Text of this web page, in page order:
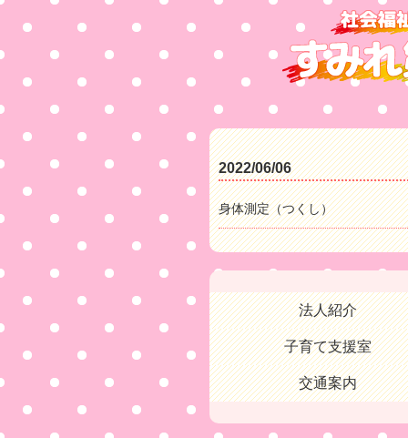
2022/06/06
身体測定（つくし）
法人紹介
子育て支援室
交通案内